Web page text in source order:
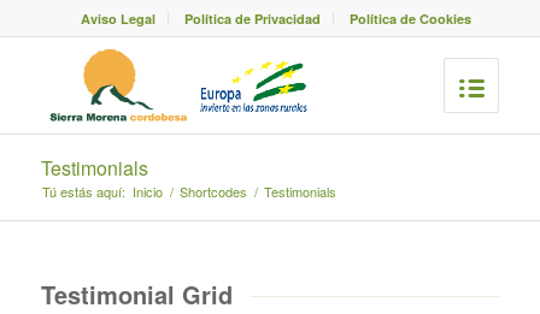
Aviso Legal Política de Privacidad Política de Cookies
Testimonials
Tú estás aquí: Inicio / Shortcodes / Testimonials
Testimonial Grid